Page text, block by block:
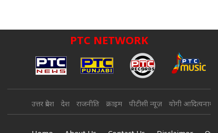
PTC NETWORK
उत्तर प्रदेश देश राजनीति क्राइम पीटीसी न्यूज़ योगी आदित्यनाथ